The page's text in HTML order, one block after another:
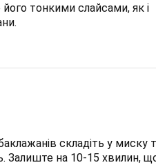
його тонкими слайсами, як і
складіть у миску
Залиште на 10-15 хвилин,